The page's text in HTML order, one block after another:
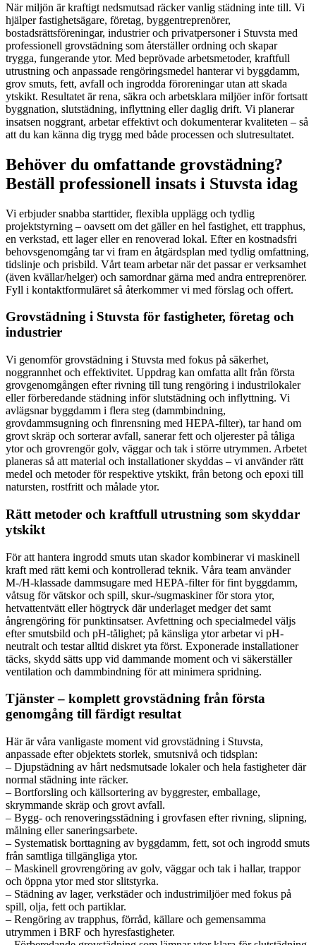
När miljön är kraftigt nedsmutsad räcker vanlig städning inte till. Vi
hjälper fastighetsägare, företag, byggentreprenörer,
bostadsrättsföreningar, industrier och privatpersoner i Stuvsta med
professionell grovstädning som återställer ordning och skapar
trygga, fungerande ytor. Med beprövade arbetsmetoder, kraftfull
utrustning och anpassade rengöringsmedel hanterar vi byggdamm,
grov smuts, fett, avfall och ingrodda föroreningar utan att skada
ytskikt. Resultatet är rena, säkra och arbetsklara miljöer inför fortsatt
byggnation, slutstädning, inflyttning eller daglig drift. Vi planerar
insatsen noggrant, arbetar effektivt och dokumenterar kvaliteten – så
att du kan känna dig trygg med både processen och slutresultatet.
Behöver du omfattande grovstädning?
Beställ professionell insats i Stuvsta idag
Vi erbjuder snabba starttider, flexibla upplägg och tydlig
projektstyrning – oavsett om det gäller en hel fastighet, ett trapphus,
en verkstad, ett lager eller en renoverad lokal. Efter en kostnadsfri
behovsgenomgång tar vi fram en åtgärdsplan med tydlig omfattning,
tidslinje och prisbild. Vårt team arbetar när det passar er verksamhet
(även kvällar/helger) och samordnar gärna med andra entreprenörer.
Fyll i kontaktformuläret så återkommer vi med förslag och offert.
Grovstädning i Stuvsta för fastigheter, företag och
industrier
Vi genomför grovstädning i Stuvsta med fokus på säkerhet,
noggrannhet och effektivitet. Uppdrag kan omfatta allt från första
grovgenomgången efter rivning till tung rengöring i industrilokaler
eller förberedande städning inför slutstädning och inflyttning. Vi
avlägsnar byggdamm i flera steg (dammbindning,
grovdammsugning och finrensning med HEPA-filter), tar hand om
grovt skräp och sorterar avfall, sanerar fett och oljerester på tåliga
ytor och grovrengör golv, väggar och tak i större utrymmen. Arbetet
planeras så att material och installationer skyddas – vi använder rätt
medel och metoder för respektive ytskikt, från betong och epoxi till
natursten, rostfritt och målade ytor.
Rätt metoder och kraftfull utrustning som skyddar
ytskikt
För att hantera ingrodd smuts utan skador kombinerar vi maskinell
kraft med rätt kemi och kontrollerad teknik. Våra team använder
M-/H-klassade dammsugare med HEPA-filter för fint byggdamm,
våtsug för vätskor och spill, skur-/sugmaskiner för stora ytor,
hetvattentvätt eller högtryck där underlaget medger det samt
ångrengöring för punktinsatser. Avfettning och specialmedel väljs
efter smutsbild och pH-tålighet; på känsliga ytor arbetar vi pH-
neutralt och testar alltid diskret yta först. Exponerade installationer
täcks, skydd sätts upp vid dammande moment och vi säkerställer
ventilation och dammbindning för att minimera spridning.
Tjänster – komplett grovstädning från första
genomgång till färdigt resultat
Här är våra vanligaste moment vid grovstädning i Stuvsta,
anpassade efter objektets storlek, smutsnivå och tidsplan:
– Djupstädning av hårt nedsmutsade lokaler och hela fastigheter där
normal städning inte räcker.
– Bortforsling och källsortering av byggrester, emballage,
skrymmande skräp och grovt avfall.
– Bygg- och renoveringsstädning i grovfasen efter rivning, slipning,
målning eller saneringsarbete.
– Systematisk borttagning av byggdamm, fett, sot och ingrodd smuts
från samtliga tillgängliga ytor.
– Maskinell grovrengöring av golv, väggar och tak i hallar, trappor
och öppna ytor med stor slitstyrka.
– Städning av lager, verkstäder och industrimiljöer med fokus på
spill, olja, fett och partiklar.
– Rengöring av trapphus, förråd, källare och gemensamma
utrymmen i BRF och hyresfastigheter.